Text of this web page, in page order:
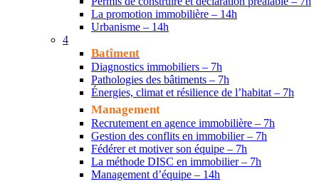
La promotion immobilière – 14h
Urbanisme – 14h
4
Batîment
Diagnostics immobiliers – 7h
Pathologies des bâtiments – 7h
Énergies, climat et résilience de l’habitat – 7h
Management
Recrutement en agence immobilière – 7h
Gestion des conflits en immobilier – 7h
Fédérer et motiver son équipe – 7h
La méthode DISC en immobilier – 7h
Management d’équipe – 14h